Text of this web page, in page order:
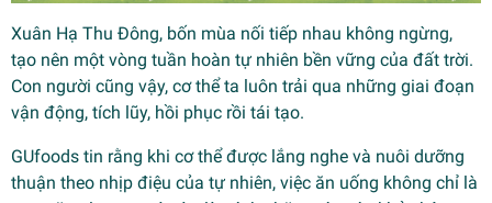
Xuân Hạ Thu Đông, bốn mùa nối tiếp nhau không ngừng,
tạo nên một vòng tuần hoàn tự nhiên bền vững của đất trời.
Con người cũng vậy, cơ thể ta luôn trải qua những giai đoạn
vận động, tích lũy, hồi phục rồi tái tạo.
GUfoods tin rằng khi cơ thể được lắng nghe và nuôi dưỡng
thuận theo nhịp điệu của tự nhiên, việc ăn uống không chỉ là